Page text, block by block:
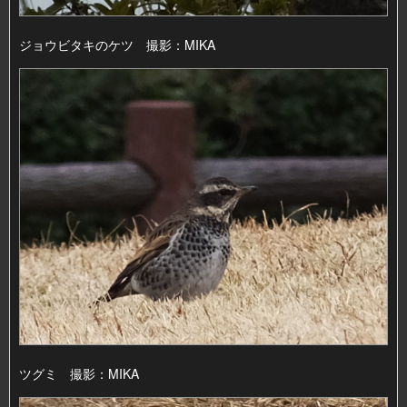
ジョウビタキのケツ 撮影：MIKA
ツグミ 撮影：MIKA